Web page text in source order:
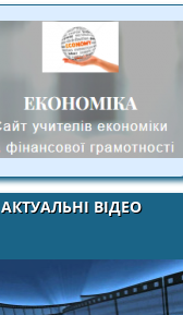
АКТУАЛЬНІ ВІДЕО